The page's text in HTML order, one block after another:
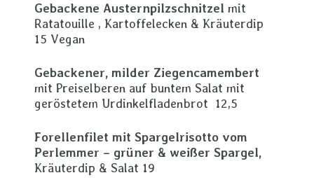
Gebackene Austernpilzschnitzel mit
Ratatouille , Kartoffelecken & Kräuterdip
15 Vegan
Gebackener, milder Ziegencamembert
mit Preiselberen auf buntem Salat mit
geröstetem Urdinkelfladenbrot 12,5
Forellenfilet mit Spargelrisotto vom
Perlemmer – grüner & weißer Spargel,
Kräuterdip & Salat 19